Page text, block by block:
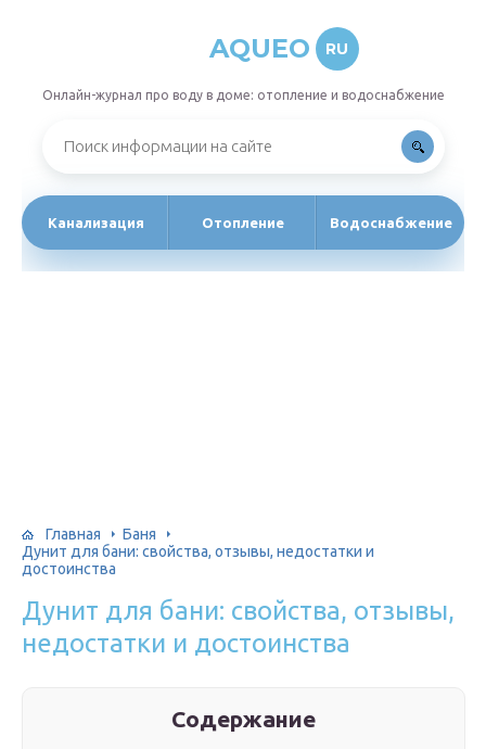
AQUEO RU
Онлайн-журнал про воду в доме: отопление и водоснабжение
Канализация Отопление Водоснабжение
Главная
Баня
Дунит для бани: свойства, отзывы, недостатки и
достоинства
Дунит для бани: свойства, отзывы,
недостатки и достоинства
Содержание